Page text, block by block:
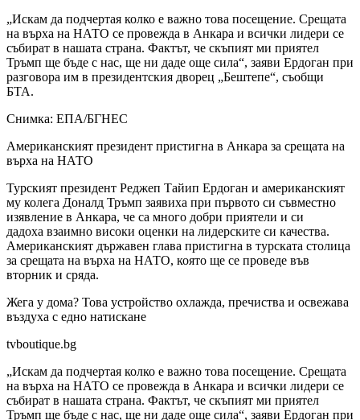
„Искам да подчертая колко е важно това посещение. Срещата
на върха на НАТО се провежда в Анкара и всички лидери се
събират в нашата страна. Фактът, че скъпият ми приятел
Тръмп ще бъде с нас, ще ни даде още сила“, заяви Ердоган при
разговора им в президентския дворец „Бештепе“, съобщи
БТА.
Снимка: ЕПА/БГНЕС
Американският президент пристигна в Анкара за срещата на
върха на НАТО
Турският президент Реджеп Тайип Ердоган и американският
му колега Доналд Тръмп заявиха при първото си съвместно
изявление в Анкара, че са много добри приятели и си
дадоха взаимно високи оценки на лидерските си качества.
Американският държавен глава пристигна в турската столица
за срещата на върха на НАТО, която ще се проведе във
вторник и сряда.
Жега у дома? Това устройство охлажда, пречиства и освежава
въздуха с едно натискане
tvboutique.bg
„Искам да подчертая колко е важно това посещение. Срещата
на върха на НАТО се провежда в Анкара и всички лидери се
събират в нашата страна. Фактът, че скъпият ми приятел
Тръмп ще бъде с нас, ще ни даде още сила“, заяви Ердоган при